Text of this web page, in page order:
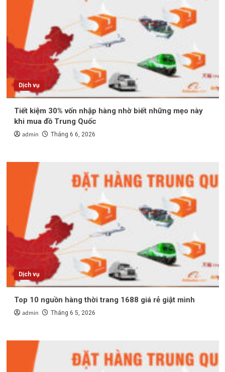
Dịch vụ
Tiết kiệm 30% vốn nhập hàng nhờ biết những mẹo này
khi mua đồ Trung Quốc
admin Tháng 6 6, 2026
Dịch vụ
Top 10 nguồn hàng thời trang 1688 giá rẻ giật mình
admin Tháng 6 5, 2026